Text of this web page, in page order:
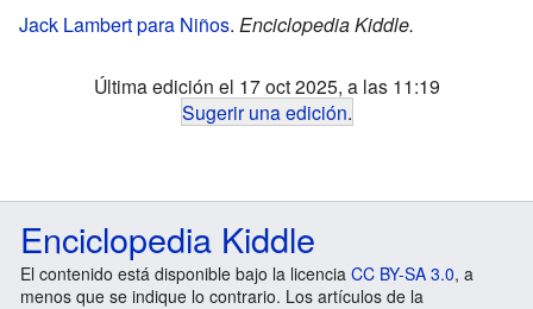
Jack Lambert para Niños. Enciclopedia Kiddle.
Última edición el 17 oct 2025, a las 11:19
Sugerir una edición.
Enciclopedia Kiddle
El contenido está disponible bajo la licencia CC BY-SA 3.0, a
menos que se indique lo contrario. Los artículos de la